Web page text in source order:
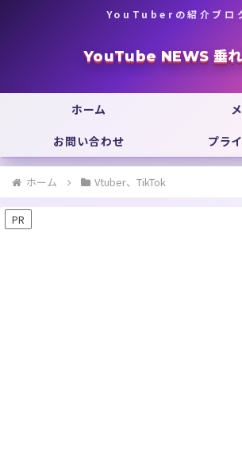
YouTuberの紹介ブロ
YouTube NEWS 垂れ
ホーム
お問い合わせ
プラ
ホーム Vtuber、TikTok
PR